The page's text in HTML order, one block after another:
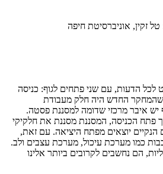
לכל הדעות, עם שני פתחים לגוף: כניסה
החדש היה חלק מעבודת
איבר מרכזי שדומה למסננת פסטה.
פתח הכניסה, המסננת מסננת את חלקיקי
הנקיים יוצאים מפתח היציאה. עם זאת,
כמו מערכת עיכול, מערכת עצבים ולב.
הם נחשבים לקרובים ביותר אלינו